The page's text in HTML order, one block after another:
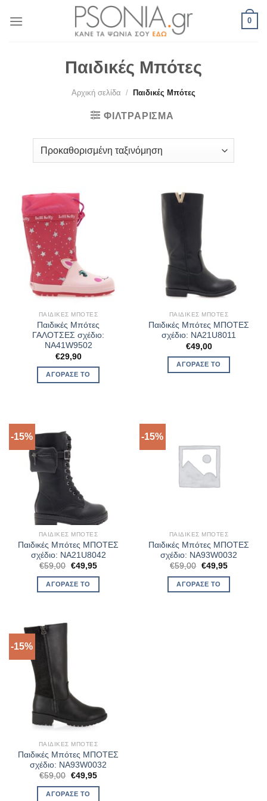
0
Παιδικές Μπότες
Αρχική σελίδα / Παιδικές Μπότες
ΦΙΛΤΡΆΡΙΣΜΑ
ΠΑΙΔΙΚΈΣ ΜΠΌΤΕΣ
Παιδικές Μπότες
ΓΑΛΟΤΣΕΣ σχέδιο:
NA41W9502
€29,90
ΑΓΌΡΑΣΈ ΤΟ
ΠΑΙΔΙΚΈΣ ΜΠΌΤΕΣ
Παιδικές Μπότες ΜΠΟΤΕΣ
σχέδιο: NA21U8011
€49,00
ΑΓΌΡΑΣΈ ΤΟ
-15%
ΠΑΙΔΙΚΈΣ ΜΠΌΤΕΣ
Παιδικές Μπότες ΜΠΟΤΕΣ
σχέδιο: NA21U8042
€59,00 Original
was:
€59,00.
€49,95Η
ΑΓΌΡΑΣΈ ΤΟ
-15%
ΠΑΙΔΙΚΈΣ ΜΠΌΤΕΣ
Παιδικές Μπότες ΜΠΟΤΕΣ
σχέδιο: NA93W0032
€59,00 Original
was:
€59,00.
€49,95Η
ΑΓΌΡΑΣΈ ΤΟ
-15%
ΠΑΙΔΙΚΈΣ ΜΠΌΤΕΣ
Παιδικές Μπότες ΜΠΟΤΕΣ
σχέδιο: NA93W0032
€59,00 Original
was:
€59,00.
€49,95Η
ΑΓΌΡΑΣΈ ΤΟ